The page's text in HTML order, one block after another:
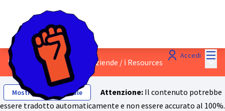
Accedi
5 - Responsabilizzare le aziende / ℹ️ Resources
Mostra testo originale Attenzione:Il contenuto potrebbe
essere tradotto automaticamente e non essere accurato al 100%.